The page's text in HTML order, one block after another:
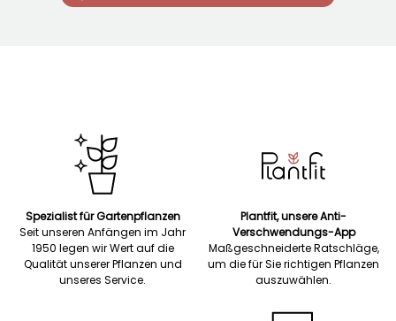
Spezialist für Gartenpflanzen
Seit unseren Anfängen im Jahr
1950 legen wir Wert auf die
Qualität unserer Pflanzen und
unseres Service.
Plantfit, unsere Anti-
Verschwendungs-App
Maßgeschneiderte Ratschläge,
um die für Sie richtigen Pflanzen
auszuwählen.